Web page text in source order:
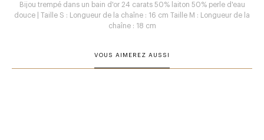
Bijou trempé dans un bain d'or 24 carats 50% laiton 50% perle d'eau
douce | Taille S : Longueur de la chaîne : 16 cm Taille M : Longueur de la
chaîne : 18 cm
VOUS AIMEREZ AUSSI